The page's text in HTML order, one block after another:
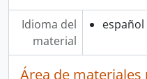
Idioma del
material
español
Área de materiales